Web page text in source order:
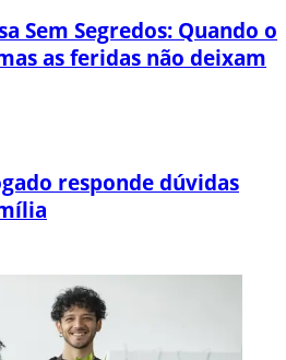
Sem Segredos: Quando o
as feridas não deixam
responde dúvidas